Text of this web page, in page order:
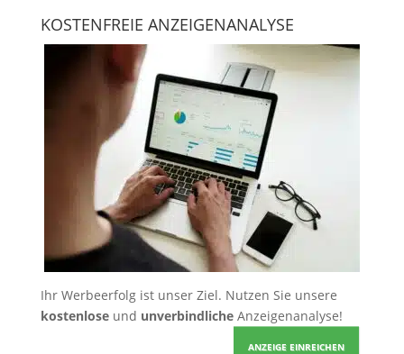
KOSTENFREIE ANZEIGENANALYSE
Ihr Werbeerfolg ist unser Ziel. Nutzen Sie unsere
kostenloseund unverbindlicheAnzeigenanalyse!
ANZEIGE EINREICHEN